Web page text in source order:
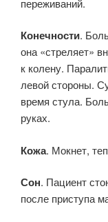
переживаний.
Конечности.
она «стреляет»
к колену.
левой стороны.
время стула.
руках.
Кожа. Мокнет,
Сон. Пациент
после приступа